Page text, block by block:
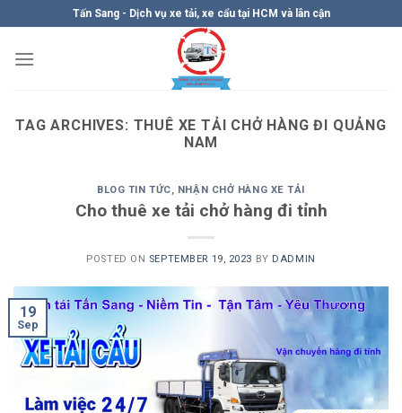
content
Tấn Sang - Dịch vụ xe tải, xe cẩu tại HCM và lân cận
TAG ARCHIVES: THUÊ XE TẢI CHỞ HÀNG ĐI QUẢNG
NAM
BLOG TIN TỨC, NHẬN CHỞ HÀNG XE TẢI
Cho thuê xe tải chở hàng đi tỉnh
POSTED ON SEPTEMBER 19, 2023 BY DADMIN
19
Sep